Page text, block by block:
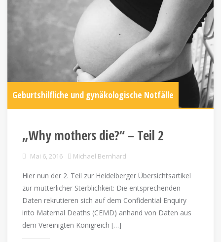
Geburtshilfliche und gynäkologische Notfälle
„Why mothers die?“ – Teil 2
Mai 6, 2016 Michael Bernhard
Hier nun der 2. Teil zur Heidelberger Übersichtsartikel
zur mütterlicher Sterblichkeit: Die entsprechenden
Daten rekrutieren sich auf dem Confidential Enquiry
into Maternal Deaths (CEMD) anhand von Daten aus
dem Vereinigten Königreich […]